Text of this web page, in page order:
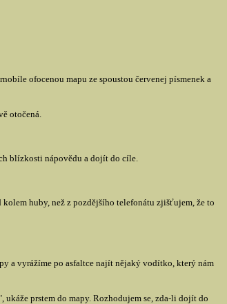
ofocenou mapu ze spoustou červenej písmenek a
otočená.
blízkosti nápovědu a dojít do cíle.
huby, než z pozdějšího telefonátu zjišťujem, že to
a vyrážíme po asfaltce najít nějaký vodítko, který nám
prstem do mapy. Rozhodujem se, zda-li dojít do